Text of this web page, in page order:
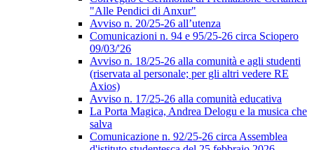
"Alle Pendici di Anxur"
Avviso n. 20/25-26 all’utenza
Comunicazioni n. 94 e 95/25-26 circa Sciopero
09/03/'26
Avviso n. 18/25-26 alla comunità e agli studenti
(riservata al personale; per gli altri vedere RE
Axios)
Avviso n. 17/25-26 alla comunità educativa
La Porta Magica, Andrea Delogu e la musica che
salva
Comunicazione n. 92/25-26 circa Assemblea